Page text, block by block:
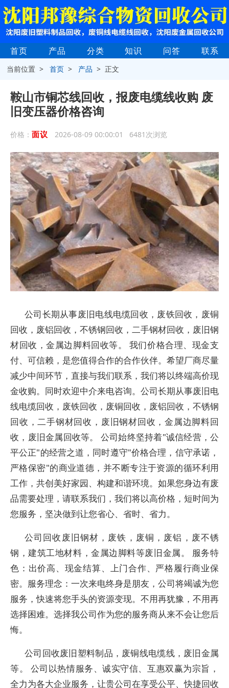
首页 产品 分类 知识 问答 联系
当前位置 >首页 > 产品 > 正文
鞍山市铜芯线回收，报废电缆线收购 废
旧变压器价格咨询
价格： 面议 2026-08-09 00:00:01 6481次浏览
公司长期从事废旧电线电缆回收，废铁回收，废铜
回收，废铝回收，不锈钢回收，二手钢材回收，废旧钢
材回收，金属边脚料回收等。 我们价格合理、现金支
付、可信赖，是您值得合作的合作伙伴。希望厂商尽量
减少中间环节，直接与我们联系，我们将以终端高价现
金收购。同时欢迎中介来电咨询。 公司长期从事废旧电
线电缆回收，废铁回收，废铜回收，废铝回收，不锈钢
回收，二手钢材回收，废旧钢材回收，金属边脚料回
收，废旧金属回收等。 公司始终坚持着"诚信经营，公
平公正"的经营之道，同时遵守"价格合理，信守承诺，
严格保密"的商业道德，并不断专注于资源的循环利用
工作，共创美好家园、构建和谐环境。如果您身边有废
品需要处理，请联系我们，我们将以高价格，短时间为
您服务，坚决做到让您省心、省时、省力。
公司回收废旧钢材，废铁，废铜，废铝，废不锈
钢，建筑工地材料，金属边脚料等废旧金属。 服务特
色：出价高、现金结算、上门合作、严格履行商业保
密。服务理念：一次来电终身是朋友，公司将竭诚为您
服务，快速将您手头的资源变现。不用再犹豫，不用再
选择困难。选择我公司作为您的服务商从来不会让您后
悔。
公司回收废旧塑料制品，废铜线电缆线，废旧金属
等。 公司以热情服务、诚实守信、互惠双赢为宗旨，
全力为各大企业服务，让贵公司在享受公平、快捷回收